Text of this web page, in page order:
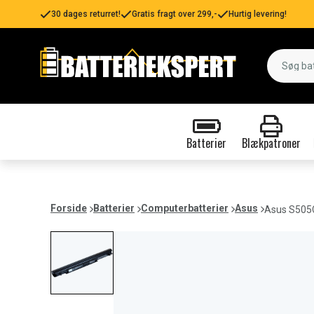
30 dages returret! Gratis fragt over 299,- Hurtig levering!
Batterier Blækpatroner
Forside Batterier Computerbatterier Asus Asus